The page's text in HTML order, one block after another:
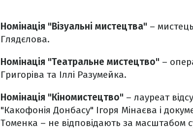
Номінація "Візуальні мистецтва" –
Глядєлова.
Номінація "Театральне мистецтво" –
Григоріва та Іллі Разумейка.
Номінація "Кіномистецтво" – лауреат
"Какофонія Донбасу" Ігоря Мінаєва і
Томенка – не відповідають за масштабом